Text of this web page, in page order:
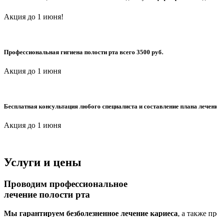
Акция до 1 июня!
Профессиональная гигиена полости рта всего 3500 руб.
Акция до 1 июня
Бесплатная консультация любого специалиста и составление плана
Акция до 1 июня
Услуги и цены
Проводим профессиональное
лечение полости рта
Мы гарантируем безболезненное лечение кариеса, а также